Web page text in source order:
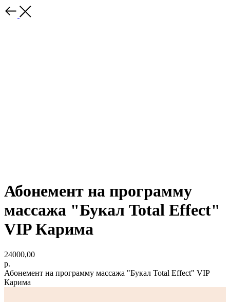
Абонемент на программу
массажа "Букал Total Effect"
VIP Карима
24000,00
р.
Абонемент на программу массажа "Букал Total Effect" VIP
Карима